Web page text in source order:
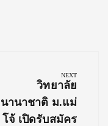
NEXT
Next
Post:
วิทยาลัย
นานาชาติ ม.แม่
โจ้ เปิดรับสมัคร